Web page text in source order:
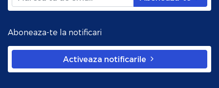
Aboneaza-te la notificari
Activeaza notificarile